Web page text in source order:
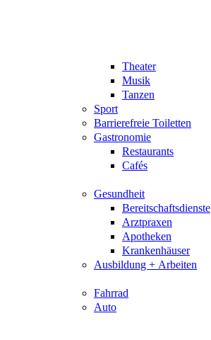
Theater
Musik
Tanzen
Sport
Barrierefreie Toiletten
Gastronomie
Restaurants
Cafés
Gesundheit
Bereitschaftsdienste
Arztpraxen
Apotheken
Krankenhäuser
Ausbildung + Arbeiten
Fahrrad
Auto